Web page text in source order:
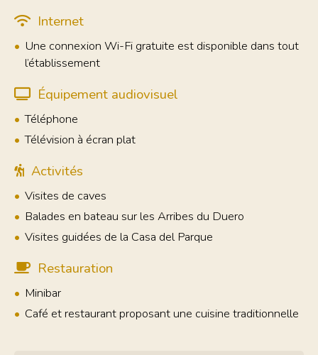
Internet
Une connexion Wi-Fi gratuite est disponible dans tout
l’établissement
Équipement audiovisuel
Téléphone
Télévision à écran plat
Activités
Visites de caves
Balades en bateau sur les Arribes du Duero
Visites guidées de la Casa del Parque
Restauration
Minibar
Café et restaurant proposant une cuisine traditionnelle